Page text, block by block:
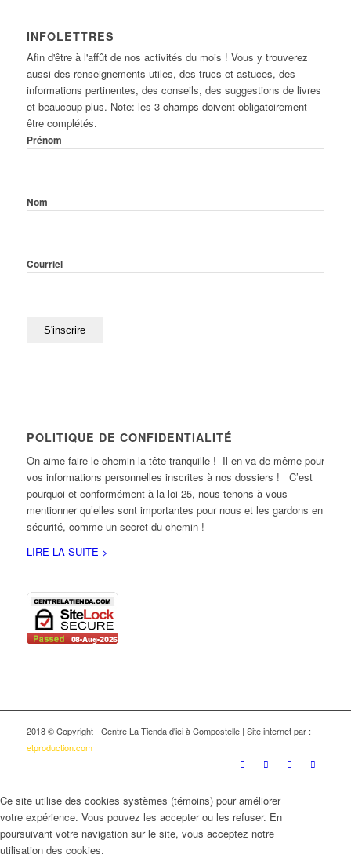
INFOLETTRES
Afin d'être à l'affût de nos activités du mois ! Vous y trouverez
aussi des renseignements utiles, des trucs et astuces, des
informations pertinentes, des conseils, des suggestions de livres
et beaucoup plus. Note: les 3 champs doivent obligatoirement
être complétés.
Prénom
Nom
Courriel
POLITIQUE DE CONFIDENTIALITÉ
On aime faire le chemin la tête tranquille ! Il en va de même pour
vos informations personnelles inscrites à nos dossiers ! C’est
pourquoi et conformément à la loi 25, nous tenons à vous
mentionner qu’elles sont importantes pour nous et les gardons en
sécurité, comme un secret du chemin !
LIRE LA SUITE >
2018 © Copyright - Centre La Tienda d'ici à Compostelle | Site internet par :
etproduction.com
Ce site utilise des cookies systèmes (témoins) pour améliorer
votre expérience. Vous pouvez les accepter ou les refuser. En
poursuivant votre navigation sur le site, vous acceptez notre
utilisation des cookies.